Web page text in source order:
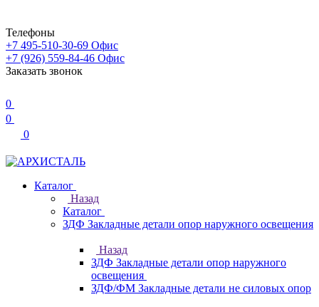
Телефоны
+7 495-510-30-69 Офис
+7 (926) 559-84-46 Офис
Заказать звонок
0
0
0
Каталог
Назад
Каталог
ЗДФ Закладные детали опор наружного освещения
Назад
ЗДФ Закладные детали опор наружного
освещения
ЗДФ/ФМ Закладные детали не силовых опор